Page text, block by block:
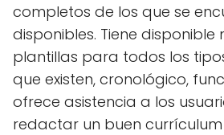
completos de los que se
disponibles. Tiene disponible
plantillas para todos los
que existen, cronológico,
ofrece asistencia a los
redactar un buen